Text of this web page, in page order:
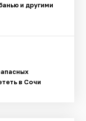
и другими
в Сочи